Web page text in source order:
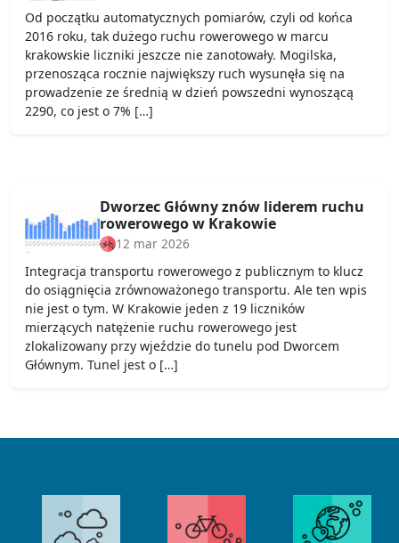
Od początku automatycznych pomiarów, czyli od końca
2016 roku, tak dużego ruchu rowerowego w marcu
krakowskie liczniki jeszcze nie zanotowały. Mogilska,
przenosząca rocznie największy ruch wysunęła się na
prowadzenie ze średnią w dzień powszedni wynoszącą
2290, co jest o 7% […]
Dworzec Główny znów liderem ruchu
rowerowego w Krakowie
12 mar 2026
Integracja transportu rowerowego z publicznym to klucz
do osiągnięcia zrównoważonego transportu. Ale ten wpis
nie jest o tym. W Krakowie jeden z 19 liczników
mierzących natężenie ruchu rowerowego jest
zlokalizowany przy wjeździe do tunelu pod Dworcem
Głównym. Tunel jest o […]